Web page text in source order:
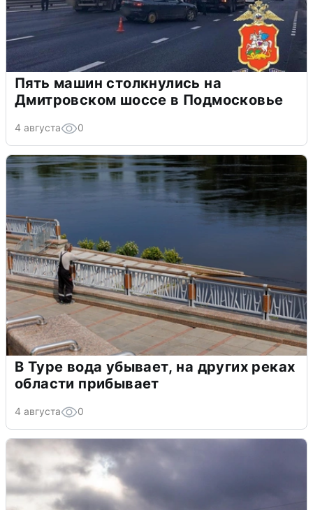
Пять машин столкнулись на
Дмитровском шоссе в Подмосковье
4 августа 0
В Туре вода убывает, на других реках
области прибывает
4 августа 0